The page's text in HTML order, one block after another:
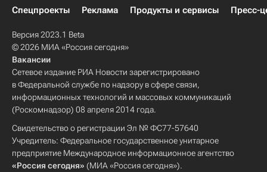
Спецпроекты
Реклама Продукты и сервисы Пресс-
Версия 2023.1 Beta
© 2026 МИА «Россия сегодня»
Вакансии
Сетевое издание РИА Новости зарегистрировано
в Федеральной службе по надзору в сфере связи,
информационных технологий и массовых коммуникаций
(Роскомнадзор) 08 апреля 2014 года.
Свидетельство о регистрации Эл № ФС77-57640
Учредитель: Федеральное государственное унитарное
предприятие Международное информационное агентство
«Россия сегодня» (МИА «Россия сегодня»).